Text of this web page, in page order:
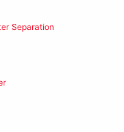
Separation